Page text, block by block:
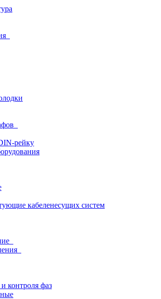
рейку
кабеленесущих систем
контроля фаз